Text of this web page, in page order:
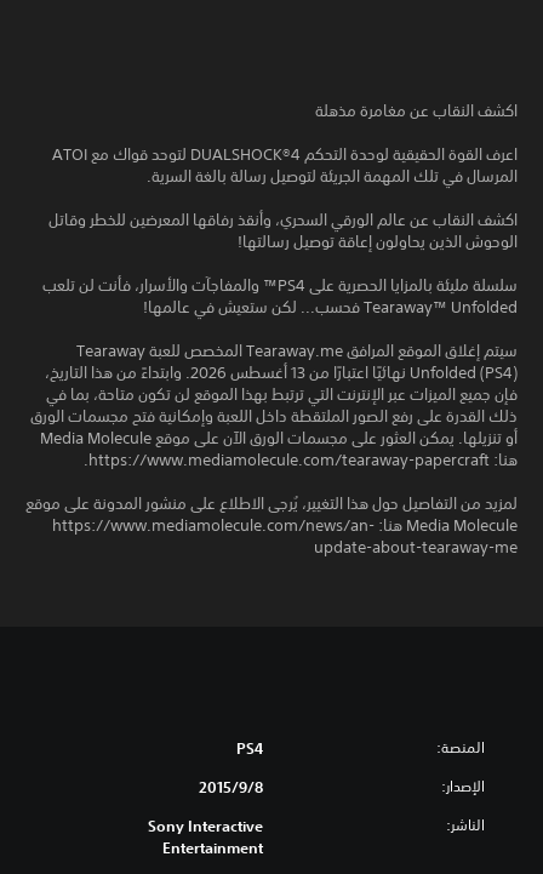
اكشف النقاب عن مغامرة مذهلة
اعرف القوة الحقيقية لوحدة التحكم DUALSHOCK®4 لتوحد قواك مع ATOI
المرسال في تلك المهمة الجريئة لتوصيل رسالة بالغة السرية.
اكشف النقاب عن عالم الورقي السحري، وأنقذ رفاقها المعرضين للخطر وقاتل
الوحوش الذين يحاولون إعاقة توصيل رسالتها!
سلسلة مليئة بالمزايا الحصرية على PS4™ والمفاجآت والأسرار، فأنت لن تلعب
Tearaway™ Unfolded فحسب... لكن ستعيش في عالمها!
سيتم إغلاق الموقع المرافق Tearaway.me المخصص للعبة Tearaway
Unfolded (PS4) نهائيًا اعتبارًا من 13 أغسطس 2026. وابتداءً من هذا التاريخ،
فإن جميع الميزات عبر الإنترنت التي ترتبط بهذا الموقع لن تكون متاحة، بما في
ذلك القدرة على رفع الصور الملتقطة داخل اللعبة وإمكانية فتح مجسمات الورق
أو تنزيلها. يمكن العثور على مجسمات الورق الآن على موقع Media Molecule
هنا: https://www.mediamolecule.com/tearaway-papercraft.
لمزيد من التفاصيل حول هذا التغيير، يُرجى الاطلاع على منشور المدونة على موقع
Media Molecule هنا: https://www.mediamolecule.com/news/an-
update-about-tearaway-me
المنصة: PS4
الإصدار: 8‏/9‏/2015
الناشر:
Sony Interactive
Entertainment